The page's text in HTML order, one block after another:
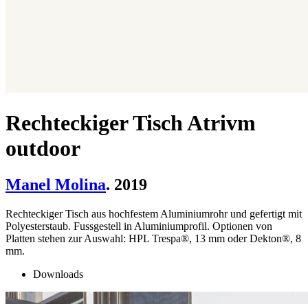
Rechteckiger Tisch Atrivm
outdoor
Manel Molina. 2019
Rechteckiger Tisch aus hochfestem Aluminiumrohr und gefertigt mit
Polyesterstaub. Fussgestell in Aluminiumprofil. Optionen von
Platten stehen zur Auswahl: HPL Trespa®, 13 mm oder Dekton®, 8
mm.
Downloads